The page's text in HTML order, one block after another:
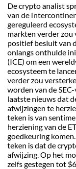
De crypto analist
van de
gereguleerd
markten verder zou
positief besluit van
onlangs onthulde
(ICE) om een
ecosysteem te
verder zou
worden van de
laatste nieuws dat
afwijzingen te
teken is van
herziening van de
goedkeuring
teken is dat de
afwijzing. Op het
zelfs gestegen tot